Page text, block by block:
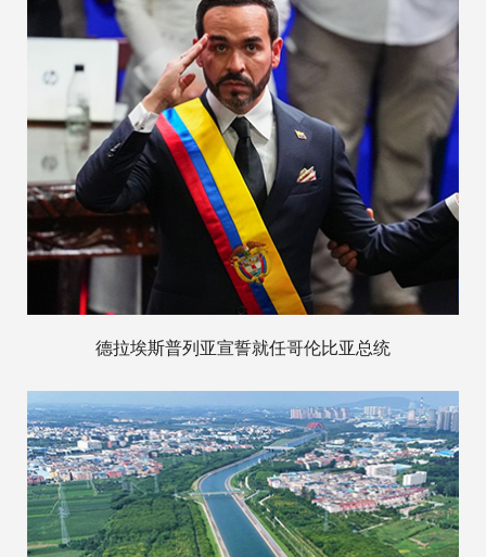
德拉埃斯普列亚宣誓就任哥伦比亚总统